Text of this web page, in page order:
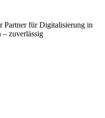
Partner für Digitalisierung in
– zuverlässig